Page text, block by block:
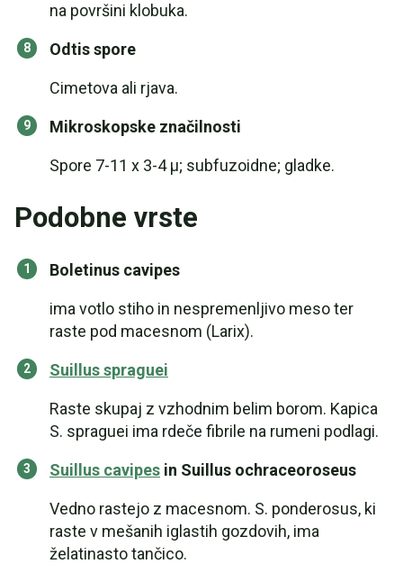
na površini klobuka.
Odtis spore
Cimetova ali rjava.
Mikroskopske značilnosti
Spore 7-11 x 3-4 µ; subfuzoidne; gladke.
Podobne vrste
Boletinus cavipes
ima votlo stiho in nespremenljivo meso ter
raste pod macesnom (Larix).
Suillus spraguei
Raste skupaj z vzhodnim belim borom. Kapica
S. spraguei ima rdeče fibrile na rumeni podlagi.
Suillus cavipes in Suillus ochraceoroseus
Vedno rastejo z macesnom. S. ponderosus, ki
raste v mešanih iglastih gozdovih, ima
želatinasto tančico.